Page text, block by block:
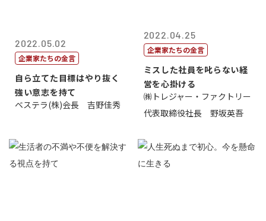
2022.05.02
企業家たちの金言
自ら立てた目標はやり抜く
強い意志を持て
ベステラ(株)会長 吉野佳秀
2022.04.25
企業家たちの金言
ミスした社員を叱らない経
営を心掛ける
㈱トレジャー・ファクトリー
代表取締役社長 野坂英吾